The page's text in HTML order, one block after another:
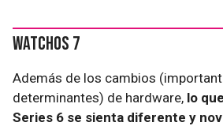
watchOS 7
Además de los cambios
determinantes) de hardware, lo
Series 6 se sienta diferente y